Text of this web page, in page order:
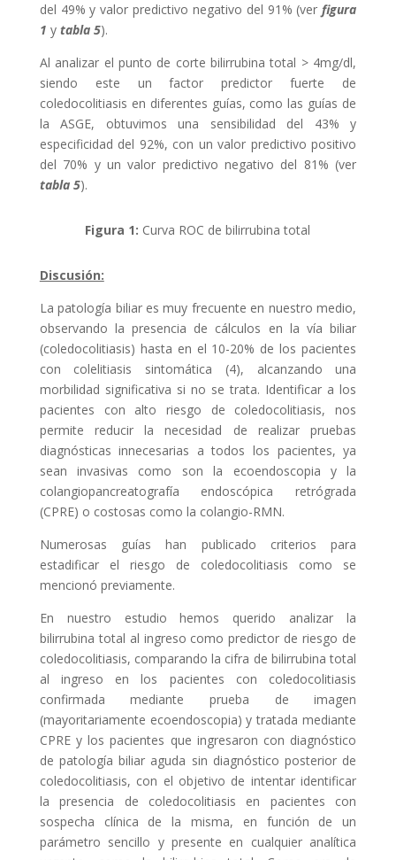
del 49% y valor predictivo negativo del 91% (verfigura
1 y tabla 5).
Al analizar el punto de corte bilirrubina total > 4mg/dl,
siendo este un factor predictor fuerte de
coledocolitiasis en diferentes guías, como las guías de
la ASGE, obtuvimos una sensibilidad del 43% y
especificidad del 92%, con un valor predictivo positivo
del 70% y un valor predictivo negativo del 81% (ver
tabla 5).
Figura 1: Curva ROC de bilirrubina total
Discusión:
La patología biliar es muy frecuente en nuestro medio,
observando la presencia de cálculos en la vía biliar
(coledocolitiasis) hasta en el 10-20% de los pacientes
con colelitiasis sintomática (4), alcanzando una
morbilidad significativa si no se trata. Identificar a los
pacientes con alto riesgo de coledocolitiasis, nos
permite reducir la necesidad de realizar pruebas
diagnósticas innecesarias a todos los pacientes, ya
sean invasivas como son la ecoendoscopia y la
colangiopancreatografía endoscópica retrógrada
(CPRE) o costosas como la colangio-RMN.
Numerosas guías han publicado criterios para
estadificar el riesgo de coledocolitiasis como se
mencionó previamente.
En nuestro estudio hemos querido analizar la
bilirrubina total al ingreso como predictor de riesgo de
coledocolitiasis, comparando la cifra de bilirrubina total
al ingreso en los pacientes con coledocolitiasis
confirmada mediante prueba de imagen
(mayoritariamente ecoendoscopia) y tratada mediante
CPRE y los pacientes que ingresaron con diagnóstico
de patología biliar aguda sin diagnóstico posterior de
coledocolitiasis, con el objetivo de intentar identificar
la presencia de coledocolitiasis en pacientes con
sospecha clínica de la misma, en función de un
parámetro sencillo y presente en cualquier analítica